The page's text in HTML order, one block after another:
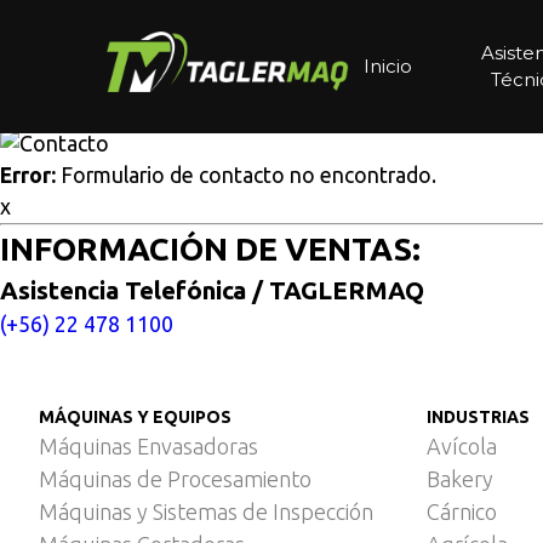
Inicio
Soluciones tecnológicas
Error: Formulario de contacto no encontrado.
x
INFORMACIÓN DE VENTAS:
Asistencia Telefónica / TAGLERMAQ
(+56) 22 478 1100
MÁQUINAS Y EQUIPOS
Máquinas Envasadoras
Máquinas de Procesamiento
Máquinas y Sistemas de Inspección
INDUSTRIAS
Avícola
Bakery
Cárnico